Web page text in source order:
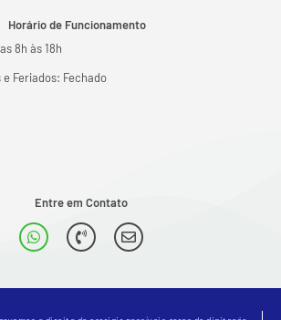
Horário de Funcionamento
8h às 18h
Feriados: Fechado
Entre em Contato